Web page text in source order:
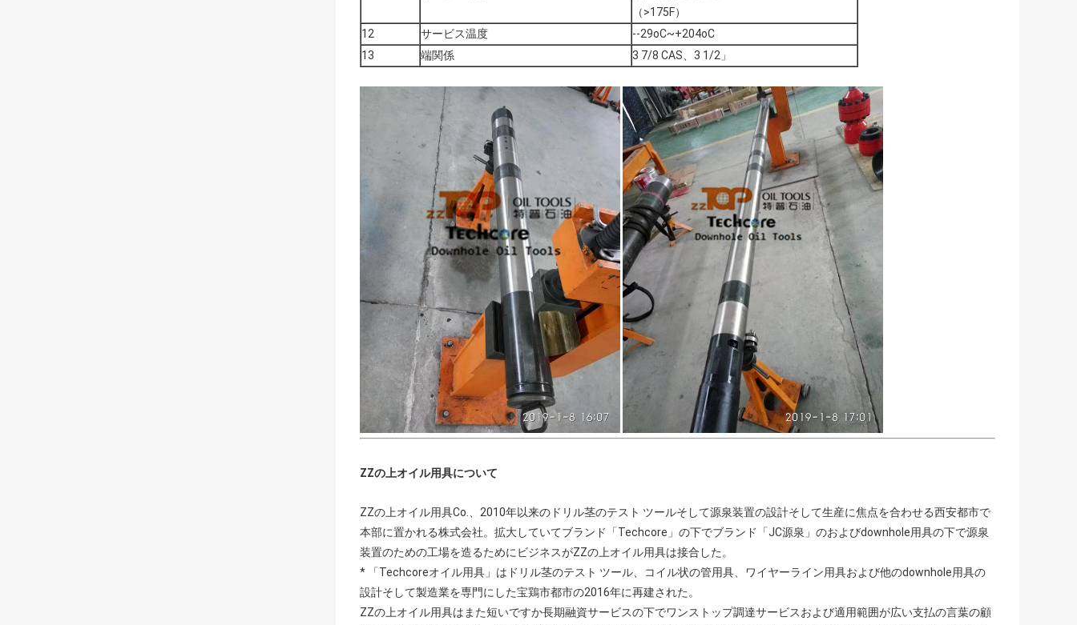
（>175F）
12
サービス温度
--29oC~+204oC
13
端関係 3 7/8 CAS、3 1/2」
ZZの上オイル用具について
ZZの上オイル用具Co.、2010年以来のドリル茎のテスト ツールそして源泉装置の設計そして生産に焦点を合わせる西安都市で
本部に置かれる株式会社。拡大していてブランド「Techcore」の下でブランド「JC源泉」のおよびdownhole用具の下で源泉
装置のための工場を造るためにビジネスがZZの上オイル用具は接合した。
* 「Techcoreオイル用具」はドリル茎のテスト ツール、コイル状の管用具、ワイヤーライン用具および他のdownhole用具の
設計そして製造業を専門にした宝鶏市都市の2016年に再建された。
ZZの上オイル用具はまた短いですか長期融資サービスの下でワンストップ調達サービスおよび適用範囲が広い支払の言葉の顧